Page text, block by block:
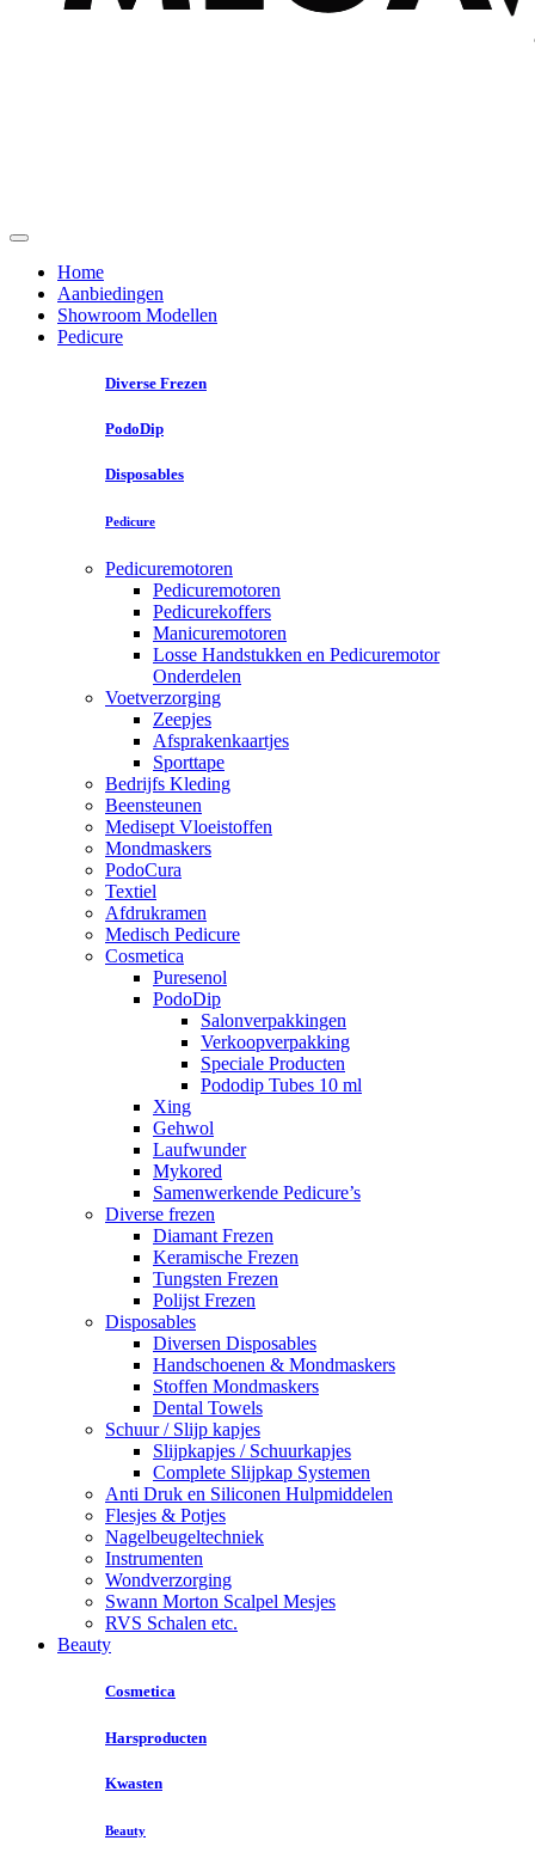
Home
Aanbiedingen
Showroom Modellen
Pedicure
Diverse Frezen
PodoDip
Disposables
Pedicure
Pedicuremotoren
Pedicuremotoren
Pedicurekoffers
Manicuremotoren
Losse Handstukken en Pedicuremotor
Onderdelen
Voetverzorging
Zeepjes
Afsprakenkaartjes
Sporttape
Bedrijfs Kleding
Beensteunen
Medisept Vloeistoffen
Mondmaskers
PodoCura
Textiel
Afdrukramen
Medisch Pedicure
Cosmetica
Puresenol
PodoDip
Salonverpakkingen
Verkoopverpakking
Speciale Producten
Pododip Tubes 10 ml
Xing
Gehwol
Laufwunder
Mykored
Samenwerkende Pedicure’s
Diverse frezen
Diamant Frezen
Keramische Frezen
Tungsten Frezen
Polijst Frezen
Disposables
Diversen Disposables
Handschoenen & Mondmaskers
Stoffen Mondmaskers
Dental Towels
Schuur / Slijp kapjes
Slijpkapjes / Schuurkapjes
Complete Slijpkap Systemen
Anti Druk en Siliconen Hulpmiddelen
Flesjes & Potjes
Nagelbeugeltechniek
Instrumenten
Wondverzorging
Swann Morton Scalpel Mesjes
RVS Schalen etc.
Beauty
Cosmetica
Harsproducten
Kwasten
Beauty